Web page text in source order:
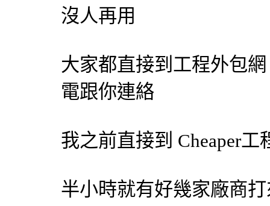
沒人再用
大家都直接到工程外包網
電跟你連絡
我之前直接到 Cheaper工
半小時就有好幾家廠商